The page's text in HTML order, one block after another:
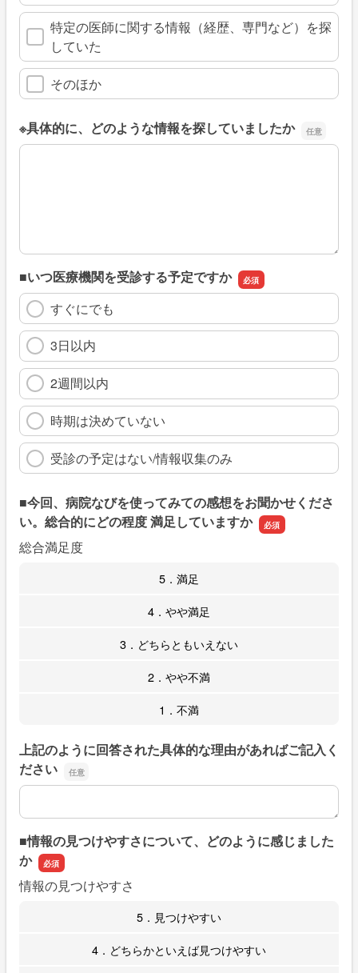
特定の医師に関する情報（経歴、専門など）を探
していた
そのほか
※具体的に、どのような情報を探していましたか
※具体的に、どのような情報を探していましたか
■いつ医療機関を受診する予定ですか
すぐにでも
3日以内
2週間以内
時期は決めていない
受診の予定はない/情報収集のみ
■今回、病院なびを使ってみての感想をお聞かせくださ
い。総合的にどの程度 満足していますか
総合満足度
5．満足
4．やや満足
3．どちらともいえない
2．やや不満
1．不満
上記のように回答された具体的な理由があればご記入く
ださい
上記のように回答された具体的な理由があればご記入くだ
■情報の見つけやすさについて、どのように感じました
か
情報の見つけやすさ
5．見つけやすい
4．どちらかといえば見つけやすい